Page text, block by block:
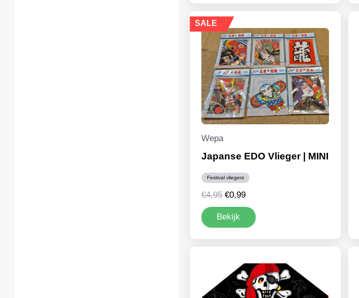
SALE
Wepa
Japanse EDO Vlieger | MINI
Festival vliegers
€4,95 Oorspronkelijke
prijs
was:
€0,99Huidige
prijs
Bekijk